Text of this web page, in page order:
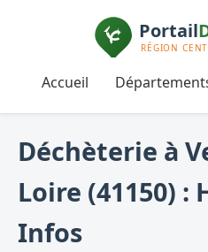
Accueil
Déchèterie à
Loire (41150) :
Infos